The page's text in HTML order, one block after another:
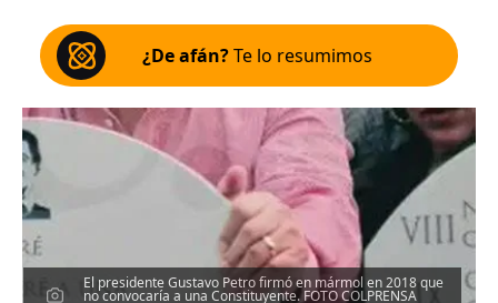
¿De afán?Te lo resumimos
El presidente Gustavo Petro firmó en mármol en 2018 que
no convocaría a una Constituyente. FOTO COLPRENSA